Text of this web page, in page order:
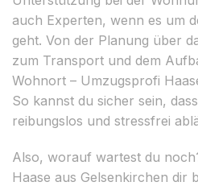
auch Experten, wenn es um
geht. Von der Planung über
zum Transport und dem
Wohnort – Umzugsprofi
So kannst du sicher sein,
reibungslos und stressfrei
Also, worauf wartest du
Haase aus Gelsenkirchen dir